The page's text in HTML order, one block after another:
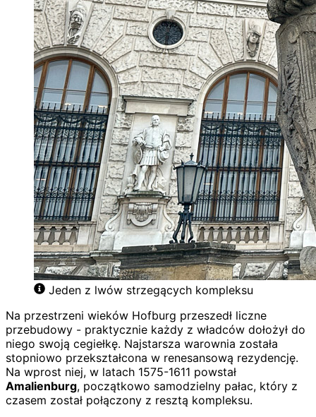
Jeden z lwów strzegących kompleksu
Na przestrzeni wieków Hofburg przeszedł liczne
przebudowy - praktycznie każdy z władców dołożył do
niego swoją cegiełkę. Najstarsza warownia została
stopniowo przekształcona w renesansową rezydencję.
Na wprost niej, w latach 1575-1611 powstał
Amalienburg, początkowo samodzielny pałac, który z
czasem został połączony z resztą kompleksu.